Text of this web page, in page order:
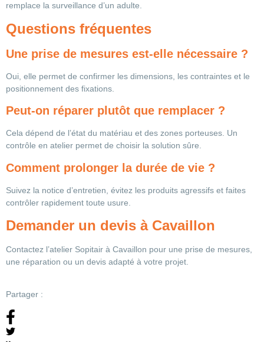
remplace la surveillance d’un adulte.
Questions fréquentes
Une prise de mesures est-elle nécessaire ?
Oui, elle permet de confirmer les dimensions, les contraintes et le
positionnement des fixations.
Peut-on réparer plutôt que remplacer ?
Cela dépend de l’état du matériau et des zones porteuses. Un
contrôle en atelier permet de choisir la solution sûre.
Comment prolonger la durée de vie ?
Suivez la notice d’entretien, évitez les produits agressifs et faites
contrôler rapidement toute usure.
Demander un devis à Cavaillon
Contactez l’atelier Sopitair à Cavaillon pour une prise de mesures,
une réparation ou un devis adapté à votre projet.
Partager :